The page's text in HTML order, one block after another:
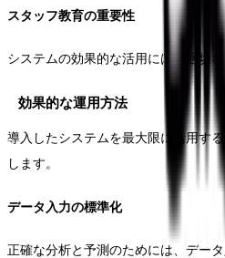
スタッフ教育の重要性
システムの効果的な活用には、適切
効果的な運用方法
導入したシステムを最大限に活用す
します。
データ入力の標準化
正確な分析と予測のためには、デー